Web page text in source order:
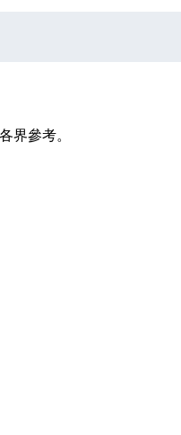
界參考。